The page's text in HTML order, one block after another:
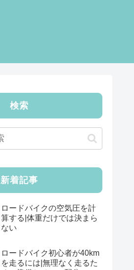
検索
新着記事
ロードバイクの空気圧を計
算する|体重だけでは決まら
ない
ロードバイク初心者が40km
を走るには|無理なく走るた